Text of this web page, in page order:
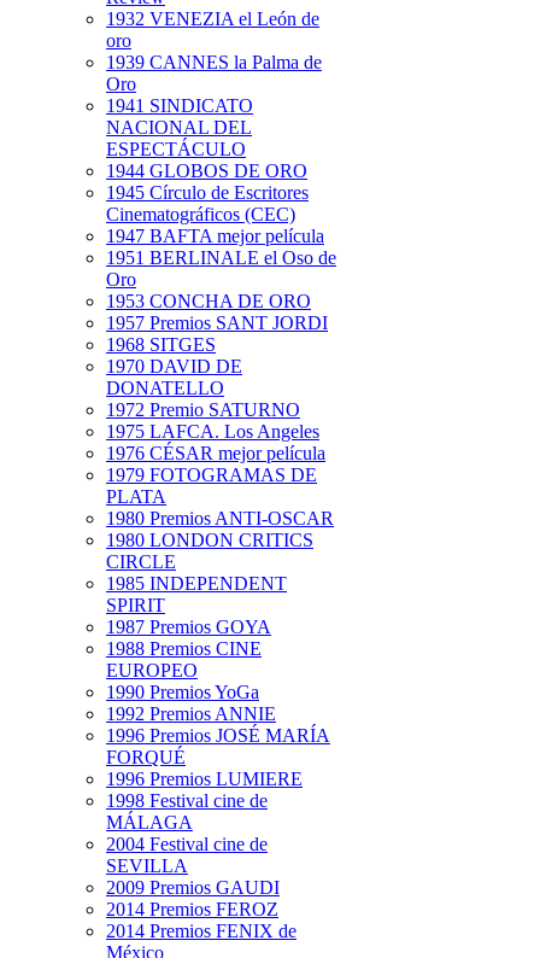
1932 VENEZIA el León de
oro
1939 CANNES la Palma de
Oro
1941 SINDICATO
NACIONAL DEL
ESPECTÁCULO
1944 GLOBOS DE ORO
1945 Círculo de Escritores
Cinematográficos (CEC)
1947 BAFTA mejor película
1951 BERLINALE el Oso de
Oro
1953 CONCHA DE ORO
1957 Premios SANT JORDI
1968 SITGES
1970 DAVID DE
DONATELLO
1972 Premio SATURNO
1975 LAFCA. Los Angeles
1976 CÉSAR mejor película
1979 FOTOGRAMAS DE
PLATA
1980 Premios ANTI-OSCAR
1980 LONDON CRITICS
CIRCLE
1985 INDEPENDENT
SPIRIT
1987 Premios GOYA
1988 Premios CINE
EUROPEO
1990 Premios YoGa
1992 Premios ANNIE
1996 Premios JOSÉ MARÍA
FORQUÉ
1996 Premios LUMIERE
1998 Festival cine de
MÁLAGA
2004 Festival cine de
SEVILLA
2009 Premios GAUDI
2014 Premios FEROZ
2014 Premios FENIX de
México